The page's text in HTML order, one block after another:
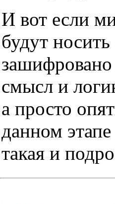
И вот если
будут
смысл и
а просто
данном
такая и